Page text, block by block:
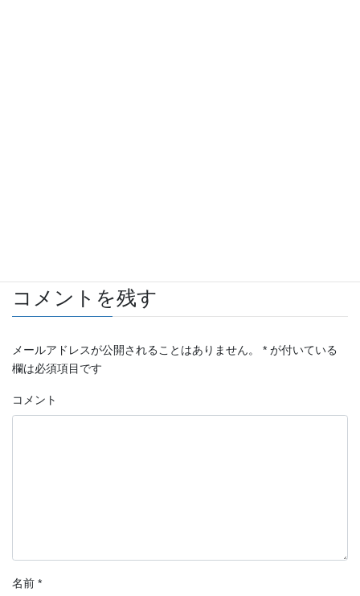
コメントを残す
メールアドレスが公開されることはありません。 * が付いている
欄は必須項目です
コメント
名前 *